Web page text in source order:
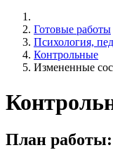
Готовые работы
Психология,
Контрольные
Измененные
План работы: